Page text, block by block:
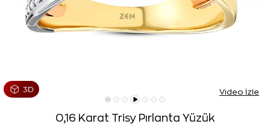
Video İzle
0,16 Karat Trisy Pırlanta Yüzük